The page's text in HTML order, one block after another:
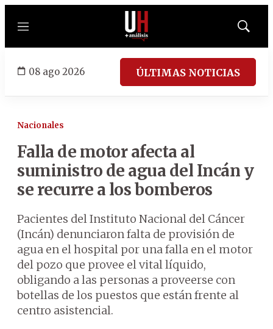
Menú
Mostrar
08 ago 2026 ÚLTIMAS NOTICIAS
Nacionales
Falla de motor afecta al
suministro de agua del Incán y
se recurre a los bomberos
Pacientes del Instituto Nacional del Cáncer
(Incán) denunciaron falta de provisión de
agua en el hospital por una falla en el motor
del pozo que provee el vital líquido,
obligando a las personas a proveerse con
botellas de los puestos que están frente al
centro asistencial.